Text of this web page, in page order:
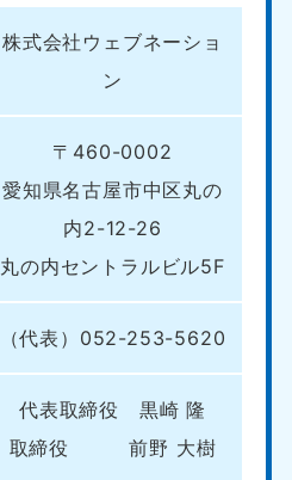
株式会社ウェブネーショ
ン
〒460-0002
愛知県名古屋市中区丸の
内2-12-26
丸の内セントラルビル5F
（代表）052-253-5620
代表取締役 黒崎 隆
取締役 前野 大樹